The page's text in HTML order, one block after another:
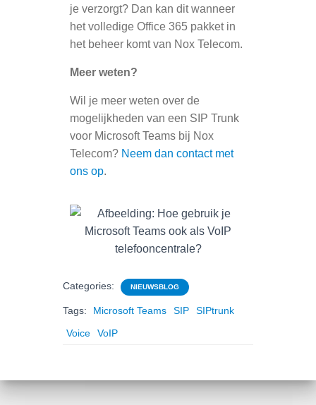
je verzorgt? Dan kan dit wanneer
het volledige Office 365 pakket in
het beheer komt van Nox Telecom.
Meer weten?
Wil je meer weten over de
mogelijkheden van een SIP Trunk
voor Microsoft Teams bij Nox
Telecom? Neem dan contact met
ons op.
Categories: NIEUWSBLOG
Tags: Microsoft Teams SIP
SIPtrunk
Voice
VoIP